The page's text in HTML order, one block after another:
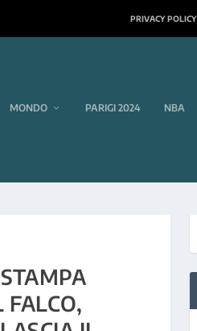
PRIVACY POLICY
MONDO PARIGI 2024 NBA
FALCO,